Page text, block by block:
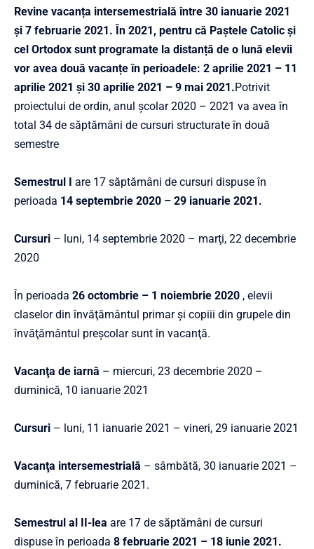
Revine vacanța intersemestrială între 30 ianuarie 2021
și 7 februarie 2021. În 2021, pentru că Paștele Catolic și
cel Ortodox sunt programate la distanță de o lună elevii
vor avea două vacanțe în perioadele: 2 aprilie 2021 – 11
aprilie 2021 și 30 aprilie 2021 – 9 mai 2021.Potrivit
proiectului de ordin, anul școlar 2020 – 2021 va avea în
total 34 de săptămâni de cursuri structurate în două
semestre
Semestrul I are 17 săptămâni de cursuri dispuse în
perioada 14 septembrie 2020 – 29 ianuarie 2021.
Cursuri – luni, 14 septembrie 2020 – marţi, 22 decembrie
2020
În perioada 26 octombrie – 1 noiembrie 2020 , elevii
claselor din învăţământul primar şi copiii din grupele din
învăţământul preşcolar sunt în vacanţă.
Vacanţa de iarnă – miercuri, 23 decembrie 2020 –
duminică, 10 ianuarie 2021
Cursuri – luni, 11 ianuarie 2021 – vineri, 29 ianuarie 2021
Vacanţa intersemestrială – sâmbătă, 30 ianuarie 2021 –
duminică, 7 februarie 2021.
Semestrul al II-lea are 17 de săptămâni de cursuri
dispuse în perioada 8 februarie 2021 – 18 iunie 2021.